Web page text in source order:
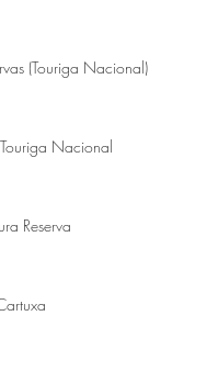
(Touriga Nacional)
Nacional
Reserva